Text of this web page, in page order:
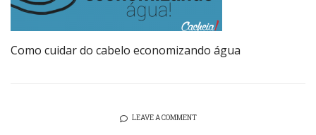
Como cuidar do cabelo economizando água
LEAVE A COMMENT